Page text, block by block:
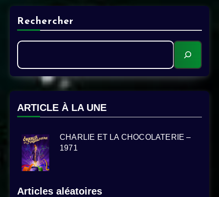
Rechercher
ARTICLE À LA UNE
CHARLIE ET LA CHOCOLATERIE –
1971
Articles aléatoires